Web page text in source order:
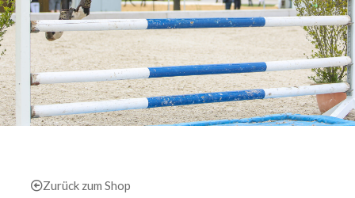
Zurück zum Shop